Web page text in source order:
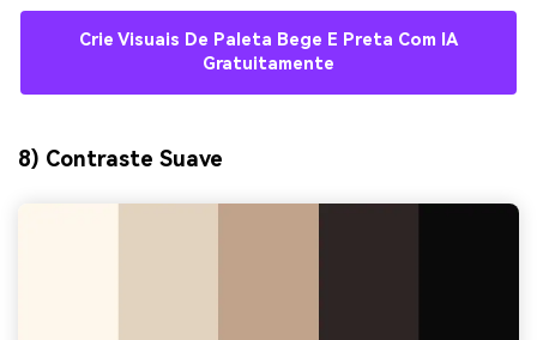
Crie Visuais De Paleta Bege E Preta Com IA
Gratuitamente
8) Contraste Suave